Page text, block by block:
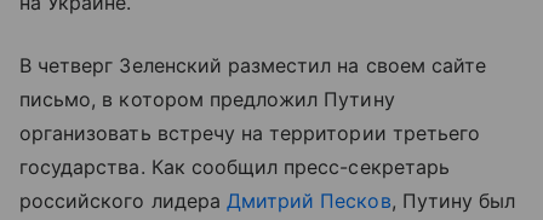
В четверг Зеленский разместил на своем сайте
письмо, в котором предложил Путину
организовать встречу на территории третьего
государства. Как сообщил пресс-секретарь
российского лидера Дмитрий Песков, Путину был